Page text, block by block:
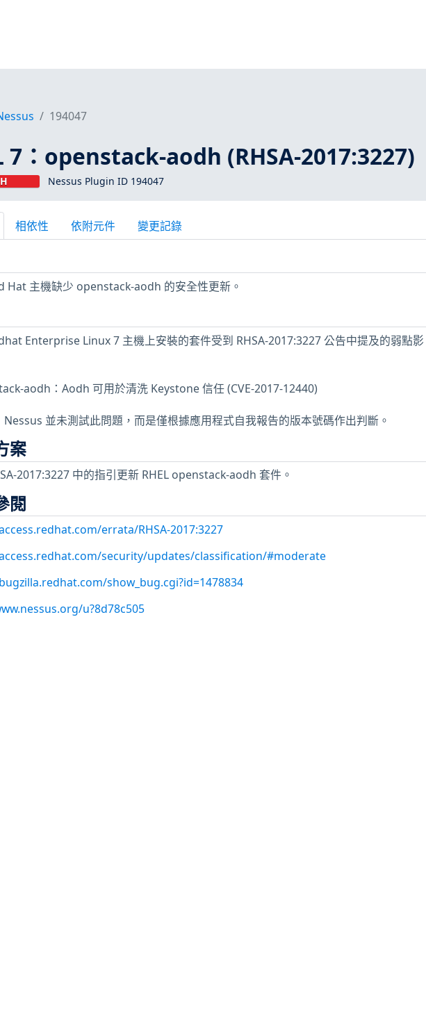
194047
7：openstack-aodh (RHSA-2017:3227)
Nessus Plugin ID 194047
相依性 依附元件 變更記錄
Hat 主機缺少 openstack-aodh 的安全性更新。
Enterprise Linux 7 主機上安裝的套件受到 RHSA-2017:3227 公告中提及的弱點影
aodh：Aodh 可用於清洗 Keystone 信任 (CVE-2017-12440)
Nessus 並未測試此問題，而是僅根據應用程式自我報告的版本號碼作出判斷。
案
2017:3227 中的指引更新 RHEL openstack-aodh 套件。
閱
errata/RHSA-2017:3227
security/updates/classification/#moderate
show_bug.cgi?id=1478834
u?8d78c505